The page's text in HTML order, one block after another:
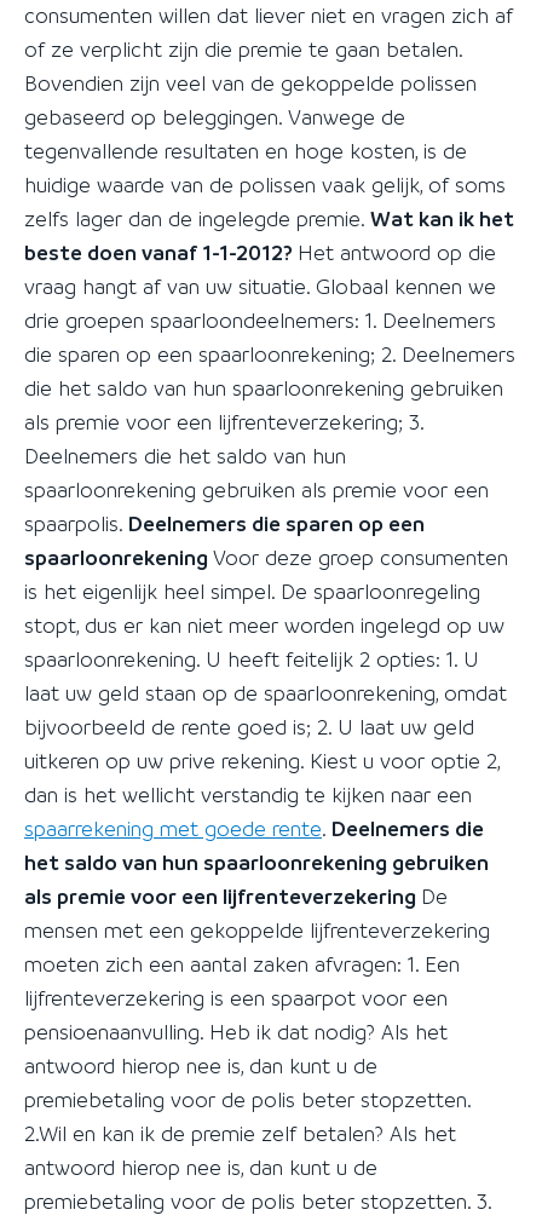
consumenten willen dat liever niet en vragen zich af
of ze verplicht zijn die premie te gaan betalen.
Bovendien zijn veel van de gekoppelde polissen
gebaseerd op beleggingen. Vanwege de
tegenvallende resultaten en hoge kosten, is de
huidige waarde van de polissen vaak gelijk, of soms
zelfs lager dan de ingelegde premie. Wat kan ik het
beste doen vanaf 1-1-2012? Het antwoord op die
vraag hangt af van uw situatie. Globaal kennen we
drie groepen spaarloondeelnemers: 1. Deelnemers
die sparen op een spaarloonrekening; 2. Deelnemers
die het saldo van hun spaarloonrekening gebruiken
als premie voor een lijfrenteverzekering; 3.
Deelnemers die het saldo van hun
spaarloonrekening gebruiken als premie voor een
spaarpolis. Deelnemers die sparen op een
spaarloonrekening Voor deze groep consumenten
is het eigenlijk heel simpel. De spaarloonregeling
stopt, dus er kan niet meer worden ingelegd op uw
spaarloonrekening. U heeft feitelijk 2 opties: 1. U
laat uw geld staan op de spaarloonrekening, omdat
bijvoorbeeld de rente goed is; 2. U laat uw geld
uitkeren op uw prive rekening. Kiest u voor optie 2,
dan is het wellicht verstandig te kijken naar een
spaarrekening met goede rente. Deelnemers die
het saldo van hun spaarloonrekening gebruiken
als premie voor een lijfrenteverzekering De
mensen met een gekoppelde lijfrenteverzekering
moeten zich een aantal zaken afvragen: 1. Een
lijfrenteverzekering is een spaarpot voor een
pensioenaanvulling. Heb ik dat nodig? Als het
antwoord hierop nee is, dan kunt u de
premiebetaling voor de polis beter stopzetten.
2.Wil en kan ik de premie zelf betalen? Als het
antwoord hierop nee is, dan kunt u de
premiebetaling voor de polis beter stopzetten. 3.